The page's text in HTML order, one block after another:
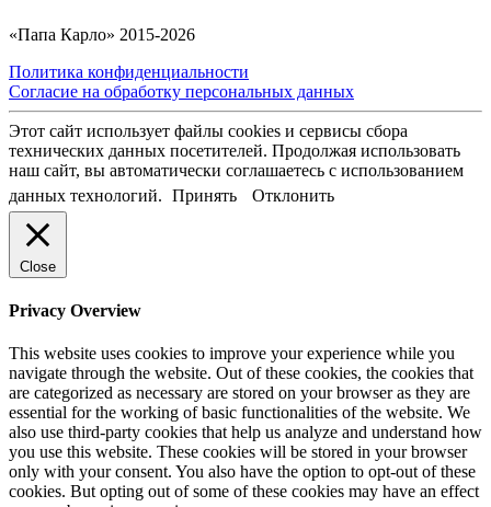
«Папа Карло» 2015-2026
Политика конфиденциальности
Согласие на обработку персональных данных
Этот сайт использует файлы cookies и сервисы сбора
технических данных посетителей. Продолжая использовать
наш сайт, вы автоматически соглашаетесь с использованием
данных технологий. Принять Отклонить
Close
Privacy Overview
This website uses cookies to improve your experience while you
navigate through the website. Out of these cookies, the cookies that
are categorized as necessary are stored on your browser as they are
essential for the working of basic functionalities of the website. We
also use third-party cookies that help us analyze and understand how
you use this website. These cookies will be stored in your browser
only with your consent. You also have the option to opt-out of these
cookies. But opting out of some of these cookies may have an effect